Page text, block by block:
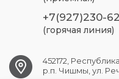
+7(927)230-
(горячая линия)
452172,
р.п. Чишмы, ул.